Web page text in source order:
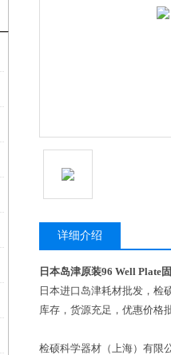
详细介绍
日本岛津原装96 Well Plate
日本进口岛津耗材批发，检
库存，货源充足，优惠价格
检硕科学器材（上海）有限